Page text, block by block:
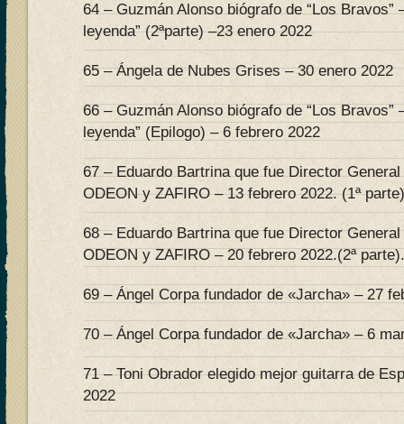
64 – Guzmán Alonso biógrafo de “Los Bravos”
leyenda” (2ªparte) –23 enero 2022
65 – Ángela de Nubes Grises – 30 enero 2022
66 – Guzmán Alonso biógrafo de “Los Bravos”
leyenda” (Epilogo) – 6 febrero 2022
67 – Eduardo Bartrina que fue Director
ODEON y ZAFIRO – 13 febrero 2022. (1ª
68 – Eduardo Bartrina que fue Director
ODEON y ZAFIRO – 20 febrero 2022.(2ª parte).
69 – Ángel Corpa fundador de «Jarcha» – 27
70 – Ángel Corpa fundador de «Jarcha» – 6
71 – Toni Obrador elegido mejor guitarra de
2022